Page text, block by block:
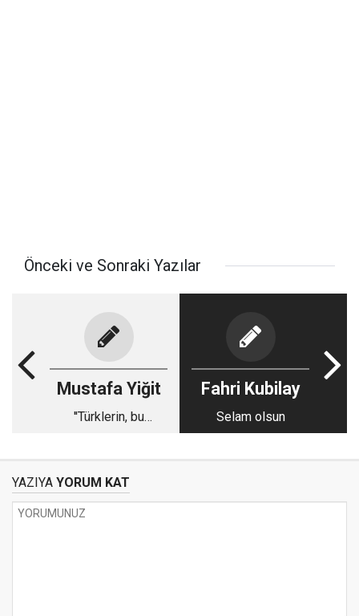
Önceki ve Sonraki Yazılar
Mustafa Yiğit
''Türklerin, bu
Fahri Kubilay
Selam olsun
YAZIYA YORUM KAT